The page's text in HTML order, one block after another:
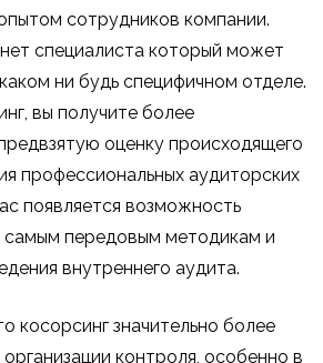
сотрудников компании.
специалиста который может
ни будь специфичном отделе.
вы получите более
оценку происходящего
профессиональных аудиторских
появляется возможность
самым передовым методикам и
внутреннего аудита.
косорсинг значительно более
контроля, особенно в